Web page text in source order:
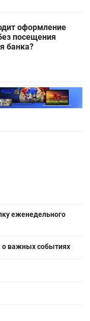
оформление
посещения
банка?
еженедельного
о важных событиях